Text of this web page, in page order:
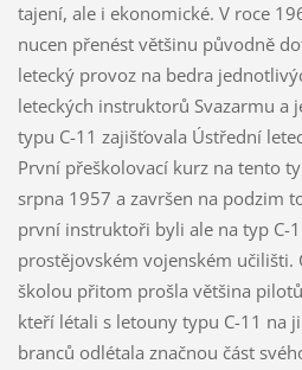
tajení, ale i ekonomické. V roce
nucen přenést většinu původně
letecký provoz na bedra
leteckých instruktorů Svazarmu a
typu C-11 zajišťovala Ústřední
První přeškolovací kurz na tento
srpna 1957 a završen na podzim
první instruktoři byli ale na typ C-
prostějovském vojenském učilišti.
školou přitom prošla většina
kteří létali s letouny typu C-11 na
branců odlétala značnou část